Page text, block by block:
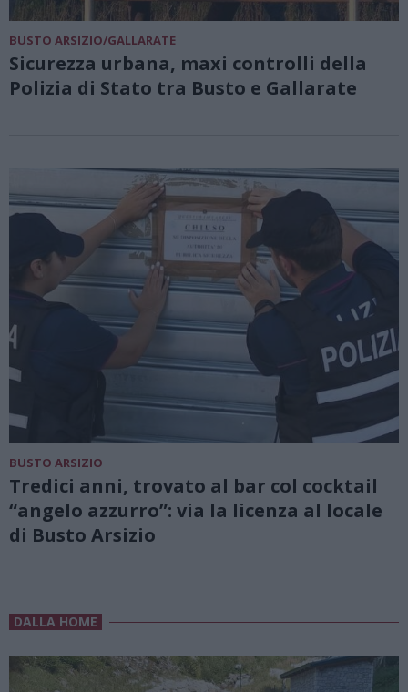
BUSTO ARSIZIO/GALLARATE
Sicurezza urbana, maxi controlli della
Polizia di Stato tra Busto e Gallarate
BUSTO ARSIZIO
Tredici anni, trovato al bar col cocktail
“angelo azzurro”: via la licenza al locale
di Busto Arsizio
DALLA HOME